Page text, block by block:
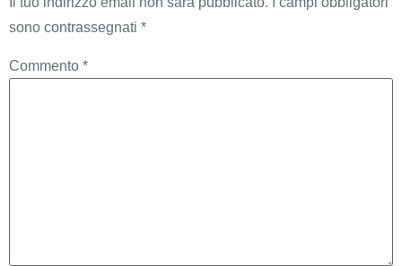
sono contrassegnati *
Commento *